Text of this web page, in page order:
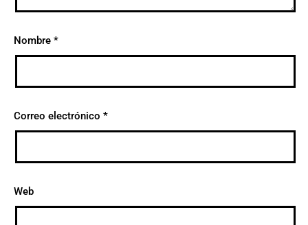
Nombre *
Correo electrónico *
Web